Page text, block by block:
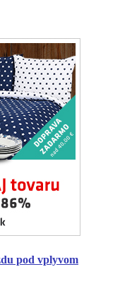
pod vplyvom